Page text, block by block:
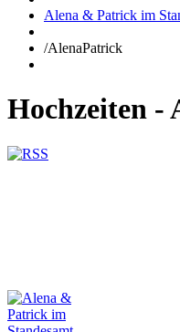
Alena & Patrick im
/AlenaPatrick
Hochzeiten -